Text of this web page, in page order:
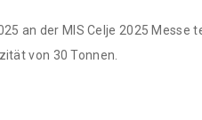
an der MIS Celje 2025 Messe
von 30 Tonnen.